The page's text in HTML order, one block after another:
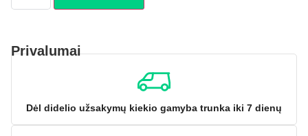
Privalumai
Dėl didelio užsakymų kiekio gamyba trunka iki 7 dienų